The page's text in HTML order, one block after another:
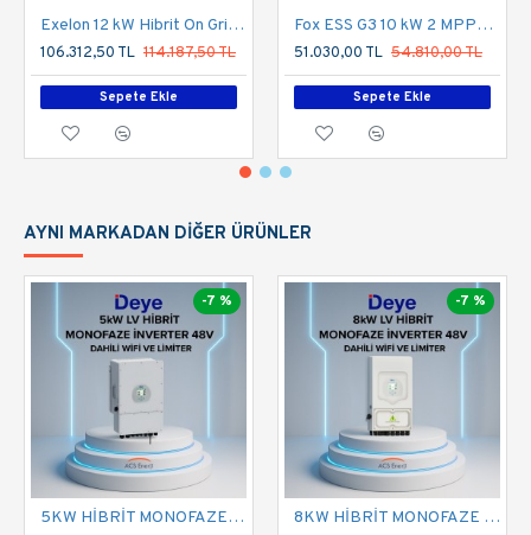
Exelon 12 kW Hibrit On Grid İnverter LV 48V Trifaze 380V
106.312,50 TL 114.187,50 TL
Sepete Ekle
Fox ESS G3 10 kW 2 MPPT 3 Faz On-Grid İnverter
51.030,00 TL 54.810,00 TL
Sepete Ekle
AYNI MARKADAN DIĞER ÜRÜNLER
-7 %
5KW HİBRİT MONOFAZE İNVERTER LV
-7 %
8KW HİBRİT MONOFAZE İNVERTER LV